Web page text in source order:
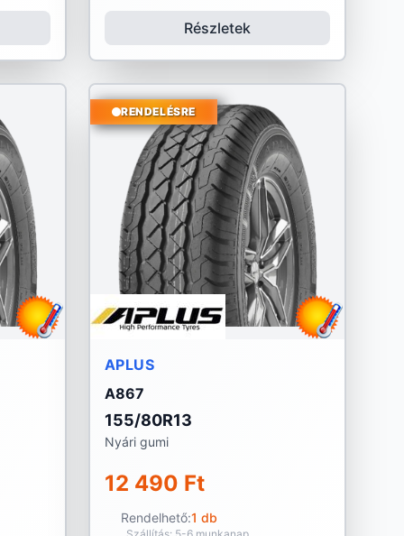
Részletek
RENDELÉSRE
APLUS
A867
155/80R13
Nyári gumi
12 490 Ft
Rendelhető:1 db